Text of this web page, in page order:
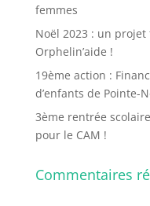
femmes
Noël 2023 : un
Orphelin’aide !
19ème action :
d’enfants de Pointe-
3ème rentrée
pour le CAM !
Commentaires